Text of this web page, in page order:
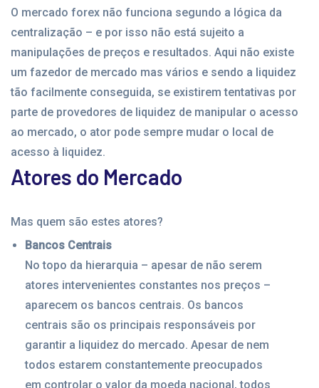
O mercado forex não funciona segundo a lógica da
centralização – e por isso não está sujeito a
manipulações de preços e resultados. Aqui não existe
um fazedor de mercado mas vários e sendo a liquidez
tão facilmente conseguida, se existirem tentativas por
parte de provedores de liquidez de manipular o acesso
ao mercado, o ator pode sempre mudar o local de
acesso à liquidez.
Atores do Mercado
Mas quem são estes atores?
Bancos Centrais
No topo da hierarquia – apesar de não serem
atores intervenientes constantes nos preços –
aparecem os bancos centrais. Os bancos
centrais são os principais responsáveis por
garantir a liquidez do mercado. Apesar de nem
todos estarem constantemente preocupados
em controlar o valor da moeda nacional, todos